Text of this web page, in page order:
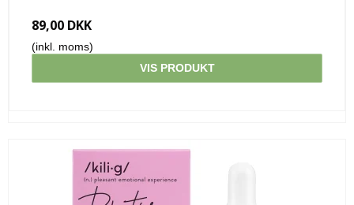
89,00 DKK
(inkl. moms)
VIS PRODUKT